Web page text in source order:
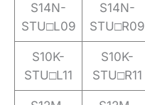
S14N-
STU□L09
S14N-
STU□R09
S10K-
STU□L11
S10K-
STU□R11